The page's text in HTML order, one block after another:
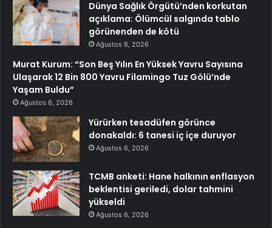
Dünya Sağlık Örgütü’nden korkutan
açıklama: Ölümcül salgında tablo
görünenden de kötü
Ağustos 6, 2026
Murat Kurum: “Son Beş Yılın En Yüksek Yavru Sayısına
Ulaşarak 12 Bin 800 Yavru Filamingo Tuz Gölü’nde
Yaşam Buldu”
Ağustos 6, 2026
Yürürken tesadüfen görünce
donakaldı: 6 tanesi iç içe duruyor
Ağustos 6, 2026
TCMB anketi: Hane halkının enflasyon
beklentisi geriledi, dolar tahmini
yükseldi
Ağustos 6, 2026